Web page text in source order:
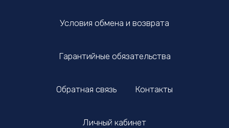
Условия обмена и возврата
Гарантийные обязательства
Обратная связь Контакты
Личный кабинет